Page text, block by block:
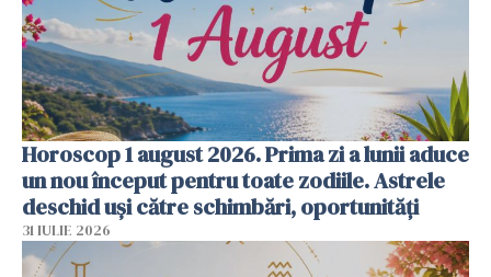
Horoscop 1 august 2026. Prima zi a lunii aduce
un nou început pentru toate zodiile. Astrele
deschid uși către schimbări, oportunități
31 IULIE 2026